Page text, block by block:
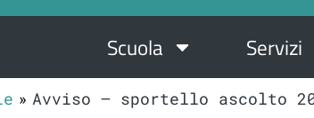
Scuola Servizi
Avviso – sportello ascolto